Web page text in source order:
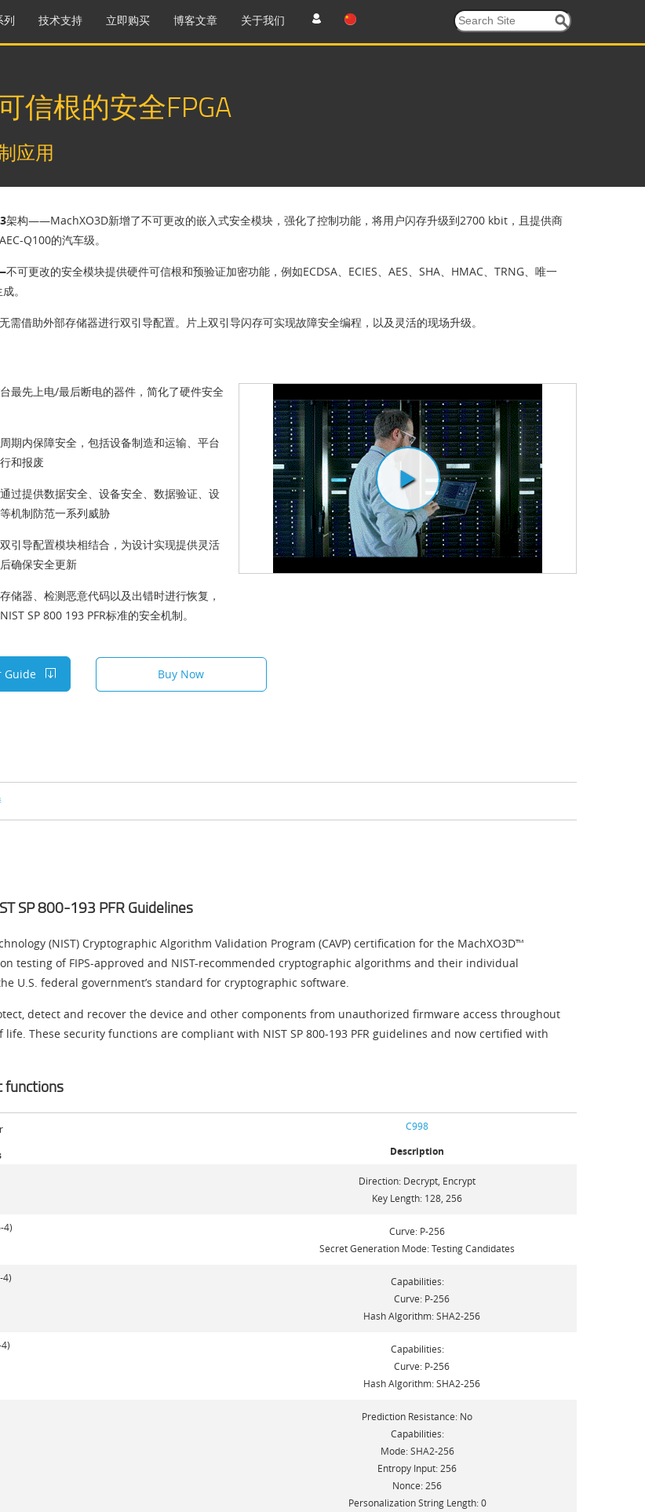
列 技术支持 立即购买 博客文章 关于我们
根的安全FPGA
应用
架构——MachXO3D新增了不可更改的嵌入式安全模块，强化了控制功能，将用户闪存升级到2700 kbit，且提供商
Q100的汽车级。
不可更改的安全模块提供硬件可信根和预验证加密功能，例如ECDSA、ECIES、AES、SHA、HMAC、TRNG、唯一
。
借助外部存储器进行双引导配置。片上双引导闪存可实现故障安全编程，以及灵活的现场升级。
最先上电/最后断电的器件， 简化了硬件安全
期内保障安全，包括设备制造和运输、平台
和报废
过提供数据安全、设备安全、数据验证、设
机制防范一系列威胁
引导配置模块相结合，为设计实现提供灵活
确保安全更新
储器、检测恶意代码以及出错时进行恢复，
SP 800 193 PFR标准的安全机制。
Guide Buy Now
SP 800-193 PFR Guidelines
(NIST) Cryptographic Algorithm Validation Program (CAVP) certification for the MachXO3D™
testing of FIPS-approved and NIST-recommended cryptographic algorithms and their individual
U.S. federal government’s standard for cryptographic software.
detect and recover the device and other components from unauthorized firmware access throughout
These security functions are compliant with NIST SP 800-193 PFR guidelines and now certified with
functions
C998
Description
Direction: Decrypt, Encrypt
Key Length: 128, 256
4)
Curve: P-256
Secret Generation Mode: Testing Candidates
4)
Capabilities:
Curve: P-256
Hash Algorithm: SHA2-256
Capabilities:
Curve: P-256
Hash Algorithm: SHA2-256
Prediction Resistance: No
Capabilities:
Mode: SHA2-256
Entropy Input: 256
Nonce: 256
Personalization String Length: 0